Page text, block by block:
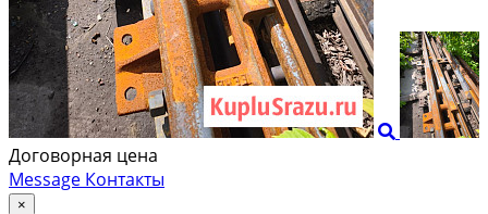
Договорная цена
Message Контакты
×